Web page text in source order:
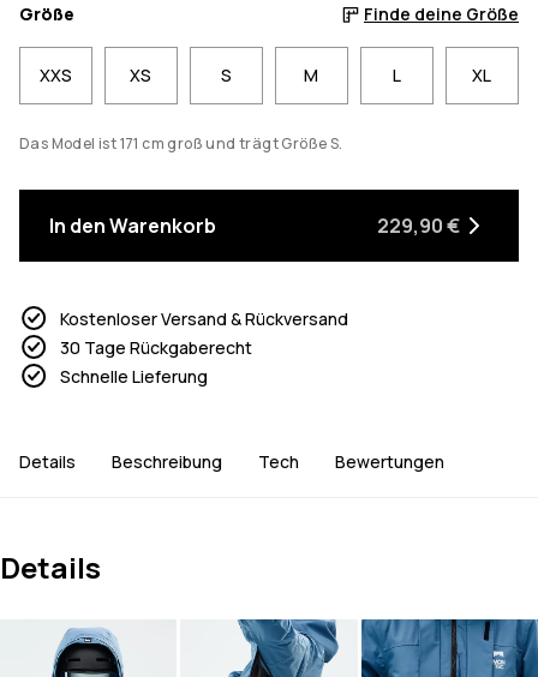
Größe Finde deine Größe
XXS XS S M L XL
Das Model ist 171 cm groß und trägt Größe S.
In den Warenkorb 229,90 €
Kostenloser Versand & Rückversand
30 Tage Rückgaberecht
Schnelle Lieferung
Details Beschreibung Tech Bewertungen
Details